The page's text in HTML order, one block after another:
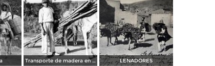
Transporte de madera en burrro LENADORES